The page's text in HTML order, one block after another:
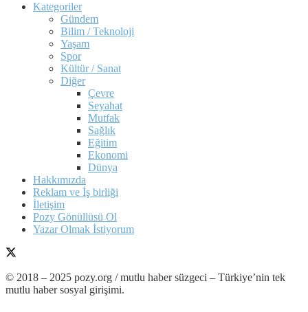
Kategoriler
Gündem
Bilim / Teknoloji
Yaşam
Spor
Kültür / Sanat
Diğer
Çevre
Seyahat
Mutfak
Sağlık
Eğitim
Ekonomi
Dünya
Hakkımızda
Reklam ve İş birliği
İletişim
Pozy Gönüllüsü Ol
Yazar Olmak İstiyorum
© 2018 – 2025 pozy.org / mutlu haber süzgeci – Türkiye’nin tek
mutlu haber sosyal girişimi.